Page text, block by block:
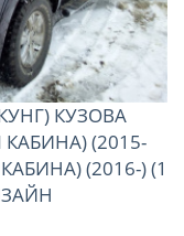
КУЗОВА
КАБИНА) (2015-
(2016-) (1